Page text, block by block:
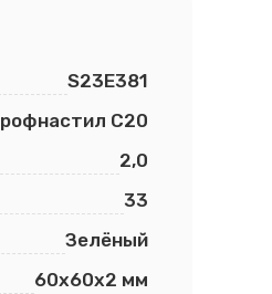
S23E381
С20
2,0
33
Зелёный
60х60х2 мм